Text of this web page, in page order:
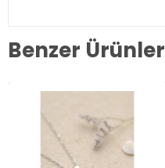
Benzer Ürünler